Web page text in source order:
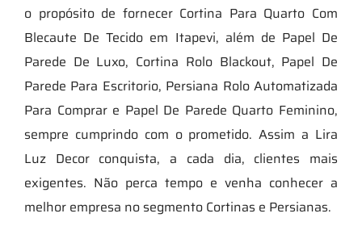
o propósito de fornecer Cortina Para Quarto Com
Blecaute De Tecido em Itapevi, além de Papel De
Parede De Luxo, Cortina Rolo Blackout, Papel De
Parede Para Escritorio, Persiana Rolo Automatizada
Para Comprar e Papel De Parede Quarto Feminino,
sempre cumprindo com o prometido. Assim a Lira
Luz Decor conquista, a cada dia, clientes mais
exigentes. Não perca tempo e venha conhecer a
melhor empresa no segmento Cortinas e Persianas.